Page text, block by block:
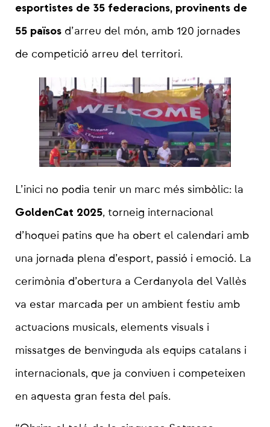
esportistes de 35 federacions, provinents de
55 països d’arreu del món, amb 120 jornades
de competició arreu del territori.
L’inici no podia tenir un marc més simbòlic: la
GoldenCat 2025, torneig internacional
d’hoquei patins que ha obert el calendari amb
una jornada plena d’esport, passió i emoció. La
cerimònia d’obertura a Cerdanyola del Vallès
va estar marcada per un ambient festiu amb
actuacions musicals, elements visuals i
missatges de benvinguda als equips catalans i
internacionals, que ja conviuen i competeixen
en aquesta gran festa del país.